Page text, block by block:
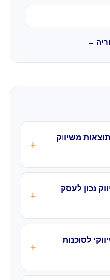
←
משיווק
נכון לעסק
לסוכנות